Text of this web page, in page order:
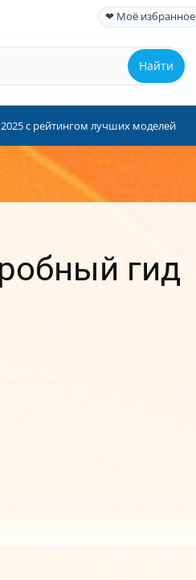
❤ Моё избранное
Найти
с рейтингом лучших моделей
гид